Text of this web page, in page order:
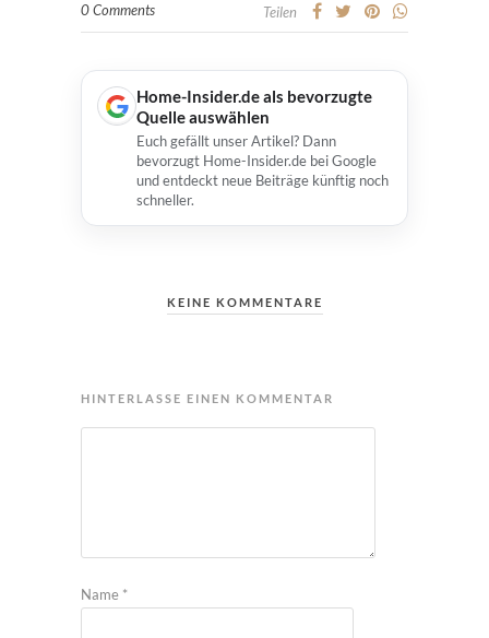
0 Comments Teilen
Home-Insider.de als bevorzugte
Quelle auswählen
Euch gefällt unser Artikel? Dann
bevorzugt Home-Insider.de bei Google
und entdeckt neue Beiträge künftig noch
schneller.
KEINE KOMMENTARE
HINTERLASSE EINEN KOMMENTAR
Name *